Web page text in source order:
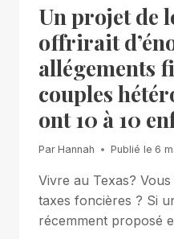
Un projet de
offrirait
allégements
couples
ont 10 à 10
Par Hannah Publié le 6
Vivre au Texas?
taxes foncières ? Si
récemment proposé